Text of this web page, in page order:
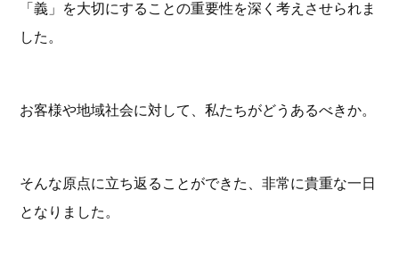
「義」を大切にすることの重要性を深く考えさせられま
した。
お客様や地域社会に対して、私たちがどうあるべきか。
そんな原点に立ち返ることができた、非常に貴重な一日
となりました。